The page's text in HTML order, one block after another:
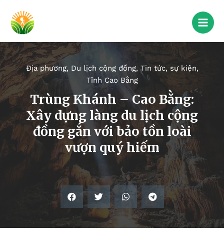
Địa phương, Du lịch cộng đồng,Tin tức, sự kiện,
Tỉnh Cao Bằng
Trùng Khánh – Cao Bằng:
Xây dựng làng du lịch cộng
đồng gắn với bảo tồn loài
vượn quý hiếm